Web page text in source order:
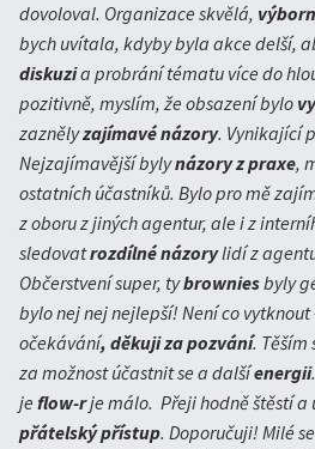
dovoloval. Organizace skvělá,
bych uvítala, kdyby byla akce delší,
diskuzia probrání tématu více do
pozitivně, myslím, že obsazení bylo
zaznělyzajímavé názory. Vynikající
Nejzajímavější bylynázory z praxe,
ostatních účastníků. Bylo pro mě
z oboru z jiných agentur, ale i z
sledovatrozdílné názorylidí z
Občerstvení super, tybrowniesbyly
bylo nej nej nejlepší! Není co vytknout
očekávání, děkuji za pozvání. Těším
za možnost účastnit se a dalšíenergii
je flow-rje málo. Přeji hodně štěstí a
přátelský přístup. Doporučuji! Milé